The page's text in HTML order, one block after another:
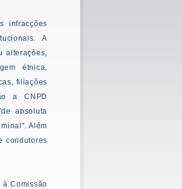
infracções
A
alterações,
étnica,
filiações
a CNPD
absoluta
Além
condutores
Comissão